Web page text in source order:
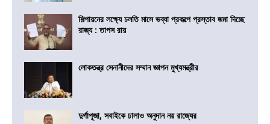
শিল্পায়নের লক্ষ্যে চলতি মাসে ভব্যা প্রকল্পে প্রস্তাব জমা দিচ্ছে
রাজ্য : তাপস রায়
লোকতন্ত্র সেনানীদের সম্মান জ্ঞাপন মুখ্যমন্ত্রীর
দুর্গাপূজা, সবাইকে ঢালাও অনুদান নয় রাজ্যের